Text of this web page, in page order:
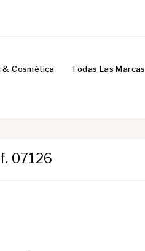
& Cosmética Todas Las Marcas
07126